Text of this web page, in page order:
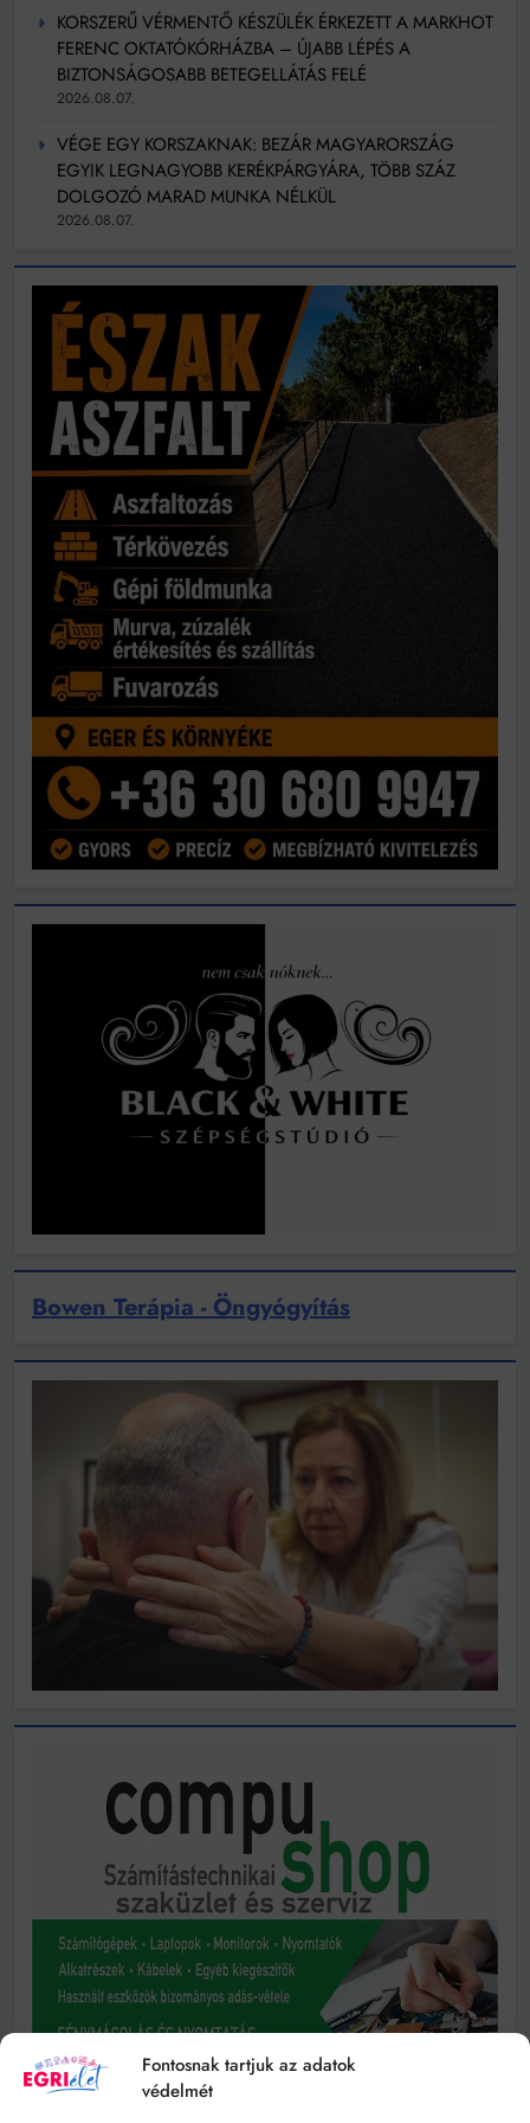
Fontosnak tartjuk az adatok
védelmét
KORSZERŰ VÉRMENTŐ KÉSZÜLÉK ÉRKEZETT A MARKHOT
FERENC OKTATÓKÓRHÁZBA – ÚJABB LÉPÉS A
BIZTONSÁGOSABB BETEGELLÁTÁS FELÉ
2026.08.07.
VÉGE EGY KORSZAKNAK: BEZÁR MAGYARORSZÁG
EGYIK LEGNAGYOBB KERÉKPÁRGYÁRA, TÖBB SZÁZ
DOLGOZÓ MARAD MUNKA NÉLKÜL
2026.08.07.
Bowen Terápia - Öngyógyítás